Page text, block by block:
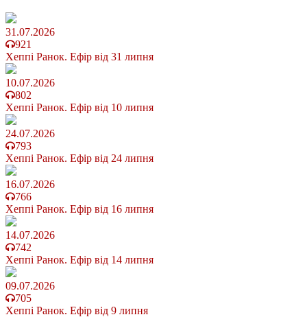
31.07.2026
921
Хеппі Ранок. Ефір від 31 липня
10.07.2026
802
Хеппі Ранок. Ефір від 10 липня
24.07.2026
793
Хеппі Ранок. Ефір від 24 липня
16.07.2026
766
Хеппі Ранок. Ефір від 16 липня
14.07.2026
742
Хеппі Ранок. Ефір від 14 липня
09.07.2026
705
Хеппі Ранок. Ефір від 9 липня